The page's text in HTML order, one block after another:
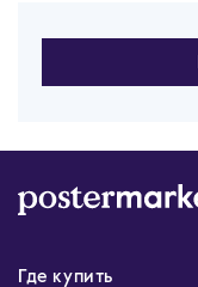
Где купить